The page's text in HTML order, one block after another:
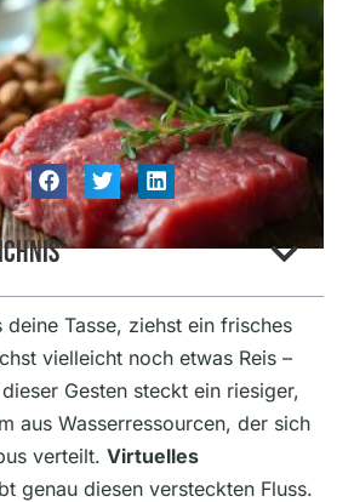
Tasse, ziehst ein frisches
vielleicht noch etwas Reis –
Gesten steckt ein riesiger,
aus Wasserressourcen, der sich
verteilt. Virtuelles
genau diesen versteckten Fluss.